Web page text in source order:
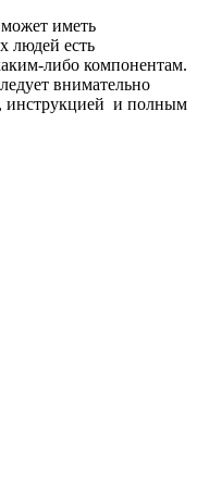
иметь
людей есть
либо компонентам.
внимательно
инструкцией и полным